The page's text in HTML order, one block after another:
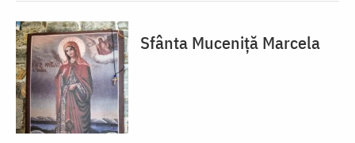
Sfânta Muceniță Marcela